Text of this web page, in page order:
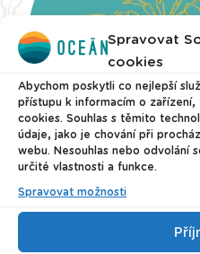
Spravovat
cookies
Abychom poskytli co nejlepší
přístupu k informacím o
cookies. Souhlas s těmito
údaje, jako je chování při
webu. Nesouhlas nebo odvolání
určité vlastnosti a funkce.
Spravovat možnosti
Ikona humr
© 2026